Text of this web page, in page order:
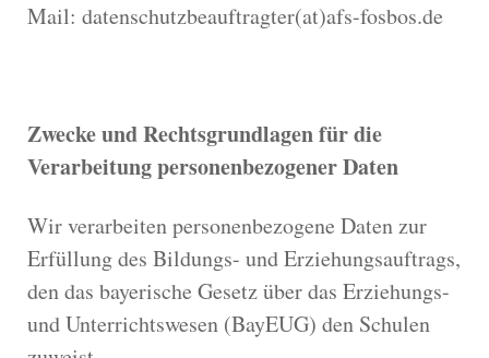
Mail: datenschutzbeauftragter(at)afs-fosbos.de
Zwecke und Rechtsgrundlagen für die
Verarbeitung personenbezogener Daten
Wir verarbeiten personenbezogene Daten zur
Erfüllung des Bildungs- und Erziehungsauftrags,
den das bayerische Gesetz über das Erziehungs-
und Unterrichtswesen (BayEUG) den Schulen